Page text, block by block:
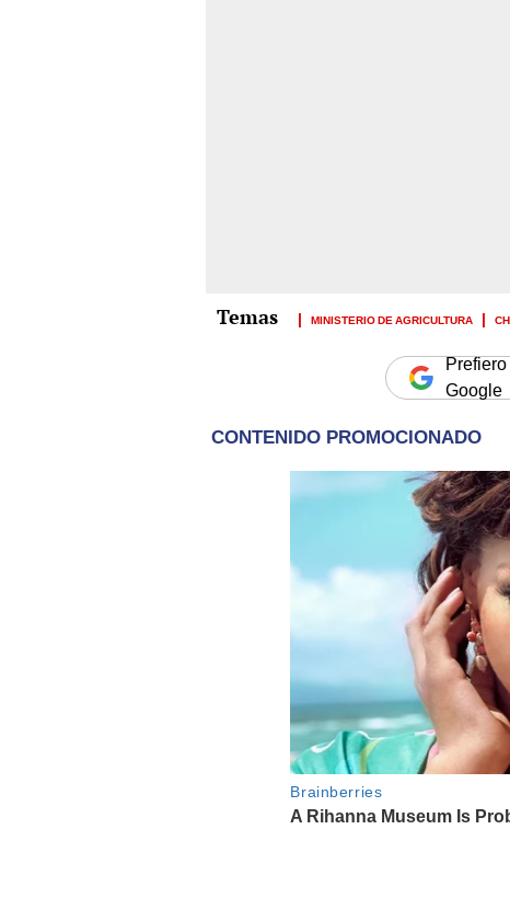
MINISTERIO DE AGRICULTURA
Google